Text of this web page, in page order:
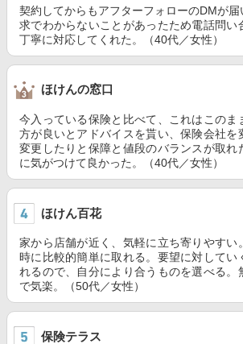
契約してからもアフターフォローのDMが
求でわからないことがあったため電話問い
丁寧に対応してくれた。（40代／女性）
ほけんの窓口
今入っている保険と比べて、これはこのま
方が良いとアドバイスを貰い、保険会社を
変更したりと保障と値段のバランスが取れ
に気がつけて良かった。（40代／女性）
ほけん百花
家から店舗が近く、気軽に立ち寄りやすい
時に比較的簡単に取れる。要望に対してい
れるので、自分により合うものを選べる。
で気楽。（50代／女性）
保険テラス